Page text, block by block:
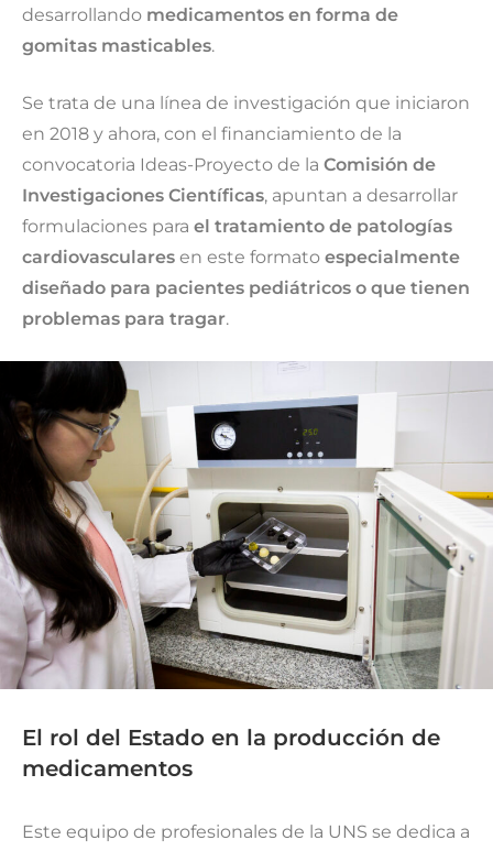
desarrollando medicamentos en forma de
gomitas masticables.
Se trata de una línea de investigación que iniciaron
en 2018 y ahora, con el financiamiento de la
convocatoria Ideas-Proyecto de la Comisión de
Investigaciones Científicas, apuntan a desarrollar
formulaciones para el tratamiento de patologías
cardiovasculares en este formato especialmente
diseñado para pacientes pediátricos o que tienen
problemas para tragar.
El rol del Estado en la producción de
medicamentos
Este equipo de profesionales de la UNS se dedica a